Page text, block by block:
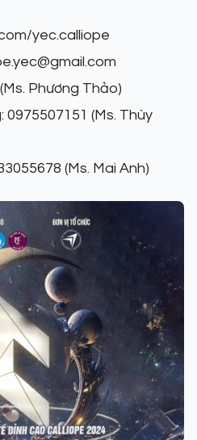
yec.calliope
Phương Thảo)
(Ms. Thùy
(Ms. Mai Anh)